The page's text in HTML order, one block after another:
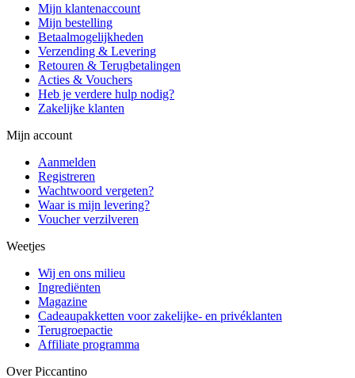
Mijn klantenaccount
Mijn bestelling
Betaalmogelijkheden
Verzending & Levering
Retouren & Terugbetalingen
Acties & Vouchers
Heb je verdere hulp nodig?
Zakelijke klanten
Mijn account
Aanmelden
Registreren
Wachtwoord vergeten?
Waar is mijn levering?
Voucher verzilveren
Weetjes
Wij en ons milieu
Ingrediënten
Magazine
Cadeaupakketten voor zakelijke- en privéklanten
Terugroepactie
Affiliate programma
Over Piccantino